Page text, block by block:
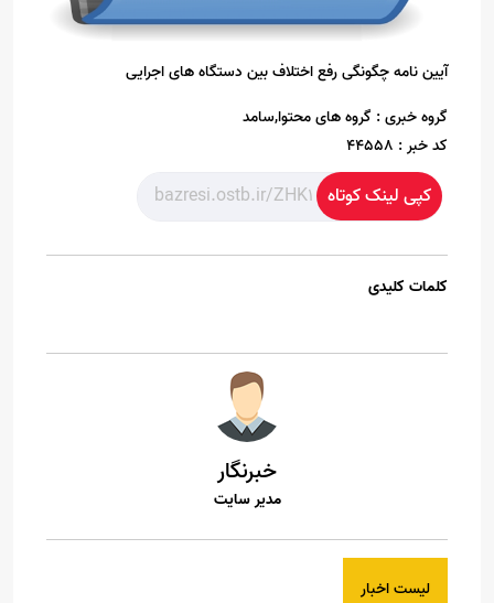
آیین نامه چگونگی رفع اختلاف بین دستگاه های اجرایی
گروه خبری : گروه های محتوا,سامد
کد خبر : 44558
کپی لینک کوتاه
کلمات کلیدی
خبرنگار
مدیر سایت
لیست اخبار